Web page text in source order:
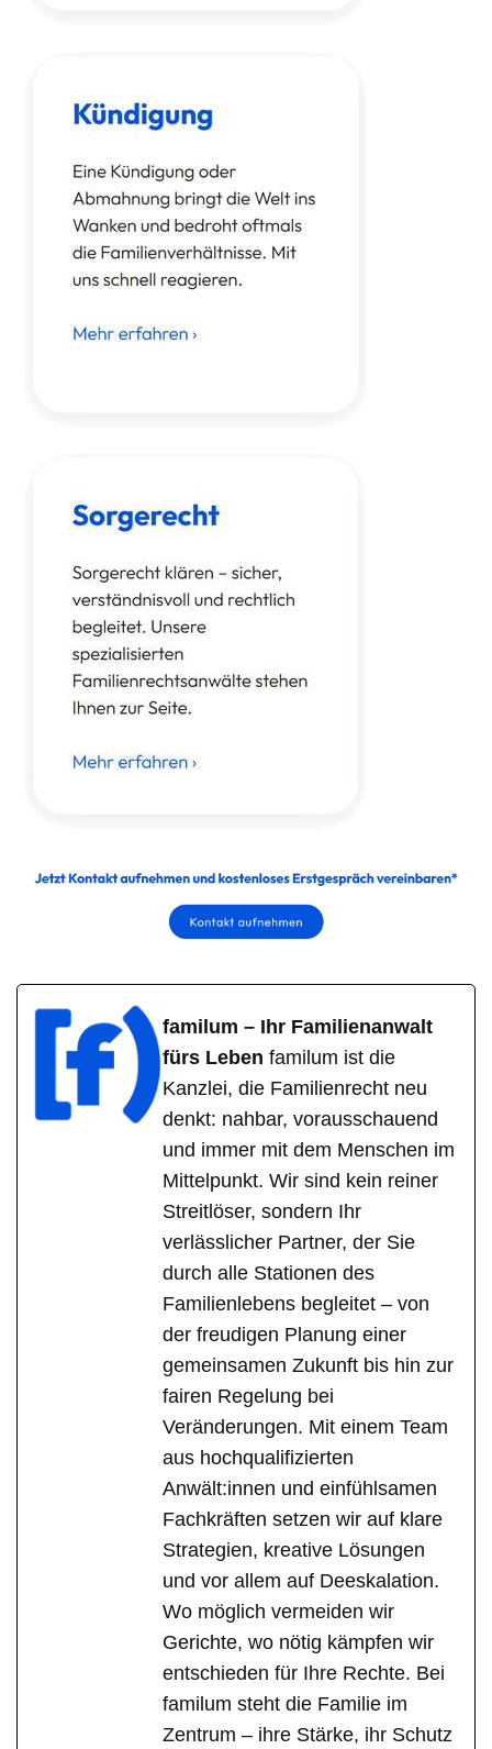
familum – Ihr Familienanwalt
fürs Leben familum ist die
Kanzlei, die Familienrecht neu
denkt: nahbar, vorausschauend
und immer mit dem Menschen im
Mittelpunkt. Wir sind kein reiner
Streitlöser, sondern Ihr
verlässlicher Partner, der Sie
durch alle Stationen des
Familienlebens begleitet – von
der freudigen Planung einer
gemeinsamen Zukunft bis hin zur
fairen Regelung bei
Veränderungen. Mit einem Team
aus hochqualifizierten
Anwält:innen und einfühlsamen
Fachkräften setzen wir auf klare
Strategien, kreative Lösungen
und vor allem auf Deeskalation.
Wo möglich vermeiden wir
Gerichte, wo nötig kämpfen wir
entschieden für Ihre Rechte. Bei
familum steht die Familie im
Zentrum – ihre Stärke, ihr Schutz